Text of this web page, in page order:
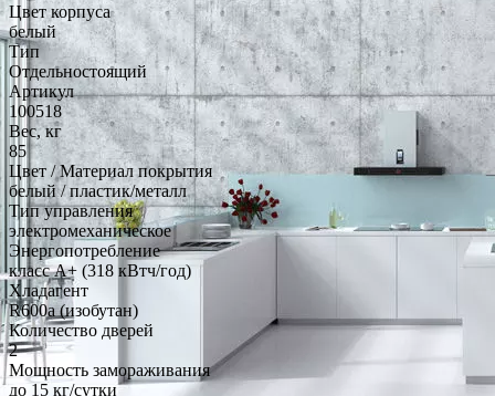
Цвет корпуса
белый
Тип
Отдельностоящий
Артикул
100518
Вес, кг
85
Цвет / Материал покрытия
белый / пластик/металл
Тип управления
электромеханическое
Энергопотребление
класс A+ (318 кВтч/год)
Хладагент
R600a (изобутан)
Количество дверей
2
Мощность замораживания
до 15 кг/cутки